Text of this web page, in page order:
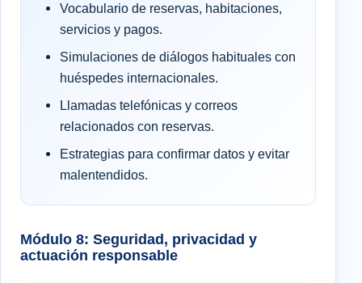
Vocabulario de reservas, habitaciones,
servicios y pagos.
Simulaciones de diálogos habituales con
huéspedes internacionales.
Llamadas telefónicas y correos
relacionados con reservas.
Estrategias para confirmar datos y evitar
malentendidos.
Módulo 8: Seguridad, privacidad y
actuación responsable